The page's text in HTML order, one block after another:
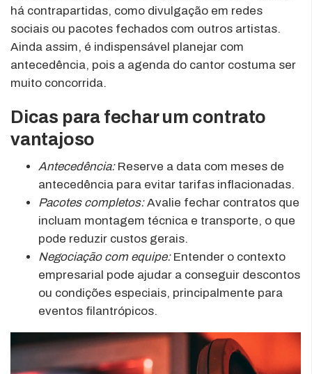
há contrapartidas, como divulgação em redes
sociais ou pacotes fechados com outros artistas.
Ainda assim, é indispensável planejar com
antecedência, pois a agenda do cantor costuma ser
muito concorrida.
Dicas para fechar um contrato
vantajoso
Antecedência:Reserve a data com meses de
antecedência para evitar tarifas inflacionadas.
Pacotes completos:Avalie fechar contratos que
incluam montagem técnica e transporte, o que
pode reduzir custos gerais.
Negociação com equipe:Entender o contexto
empresarial pode ajudar a conseguir descontos
ou condições especiais, principalmente para
eventos filantrópicos.